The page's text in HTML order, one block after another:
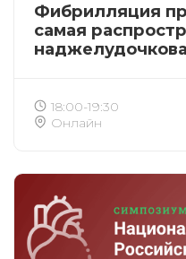
Фибрилляция
самая
18:00-19:30
Онлайн